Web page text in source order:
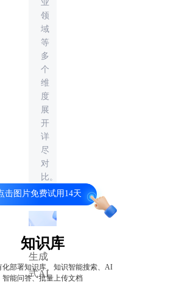
业
领
域
等
多
个
维
度
展
开
详
尽
对
比。
知识库
化部署知识库、知识智能搜索、AI
智能问答、批量上传文档
击图片免费试用14天
生成
式AI